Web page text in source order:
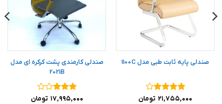
صندلی پایه ثابت طبی مدل 1100C
نمره۴
۲۱,۷۵۵,۰۰۰ تومان
صندلی کارمندی پشت کرکره ای مدل
2021B
نمره۳
۱۷,۹۹۵,۰۰۰ تومان